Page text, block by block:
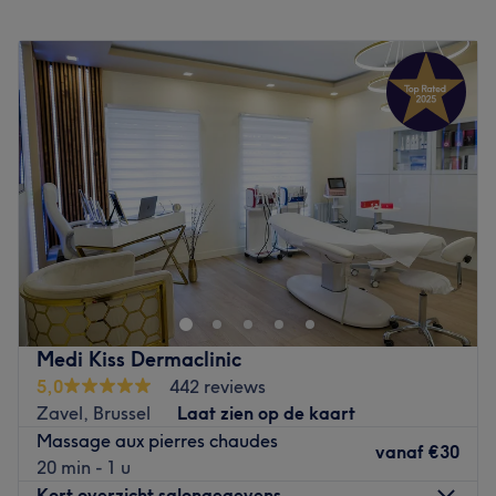
Nos coups de cœur :
L’atmosphère : Un cadre chaleureux et relaxant, idéal
pour une parenthèse de détente.
Les spécialités de l’établissement : Massages de la
méthode Renata França, et et d’autres techniques
personnalisés réalisés avec expertise pour harmoniser le
corps et apaiser l’esprit.
Go to venue
Dinsdag
10:00–
19:00
Woensdag
10:00–19:00
Donderdag
10:00 –19:00
Vrijdag
19:00
Zaterdag
19:00
Zondag
Bienvenue chez iBeauty Institut, votre destination de choix
pour un soin de beauté complet et personnalisé. Notre
salon propose une vaste gamme de services pour
répondre à tous vos besoins de bien-être et d'esthétique.
Que vous recherchiez une épilation au laser, une
épilation à la cire traditionnelle, ou encore des soins du
visage revitalisants, nous avons tout ce qu'il vous faut.
Nos experts en coiffure sont prêts à transformer vos
cheveux avec les dernières tendances et techniques,
tandis que notre équipe de spécialistes en manucure et
Medi Kiss Dermaclinic
5,0
442 reviews
Zavel, Brussel
Laat zien op de kaart
Massage aux pierres chaudes
20 min - 1 u
vanaf €30